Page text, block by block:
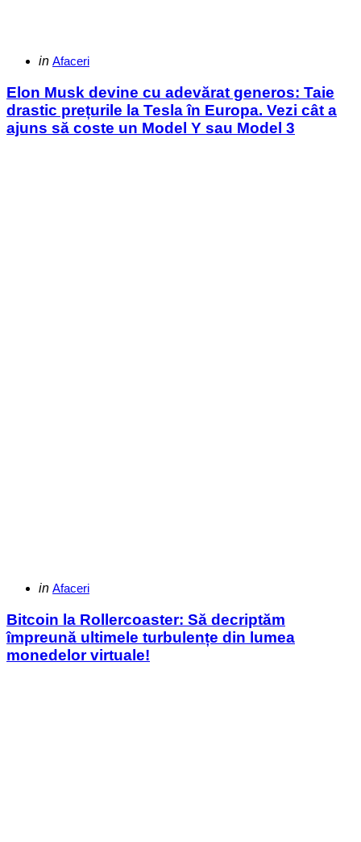
Categories
Posted
in Afaceri
Elon Musk devine cu adevărat generos: Taie
drastic prețurile la Tesla în Europa. Vezi cât a
ajuns să coste un Model Y sau Model 3
Categories
Posted
in Afaceri
Bitcoin la Rollercoaster: Să decriptăm
împreună ultimele turbulențe din lumea
monedelor virtuale!